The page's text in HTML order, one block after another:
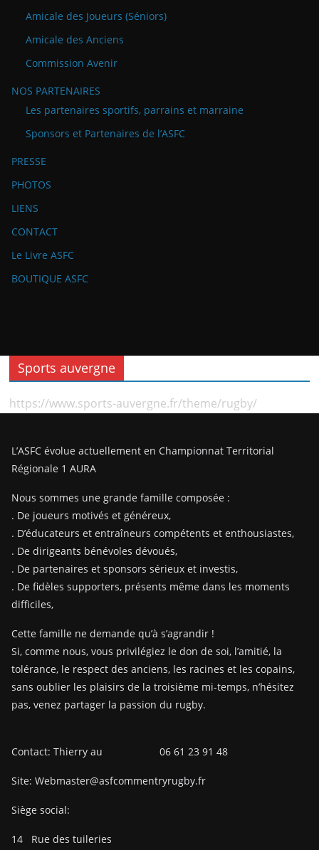
Amicale des Joueurs (Séniors)
Amicale des Anciens
Commission Avenir
NOS PARTENAIRES
Les partenaires sportifs, parrains et marraine
Sponsors et Partenaires de l’ASFC
PRESSE
PHOTOS
LIENS
CONTACT
Le Livre ASFC
BOUTIQUE ASFC
Sports auvergne
https://www.sports-auvergne.fr/theme/rugby/
L’ASFC évolue actuellement en Championnat Territorial
Régionale 1 AURA
Nous sommes une grande famille composée :
. De joueurs motivés et généreux,
. D’éducateurs et entraîneurs compétents et enthousiastes,
. De dirigeants bénévoles dévoués,
. De partenaires et sponsors sérieux et investis,
. De fidèles supporters, présents même dans les moments
difficiles,
Cette famille ne demande qu’à s’agrandir !
Si, comme nous, vous privilégiez le don de soi, l’amitié, la
tolérance, le respect des anciens, les racines et les copains,
sans oublier les plaisirs de la troisième mi-temps, n’hésitez
pas, venez partager la passion du rugby.
Contact: Thierry au 06 61 23 91 48
Site: Webmaster@asfcommentryrugby.fr
Siège social:
14 Rue des tuileries